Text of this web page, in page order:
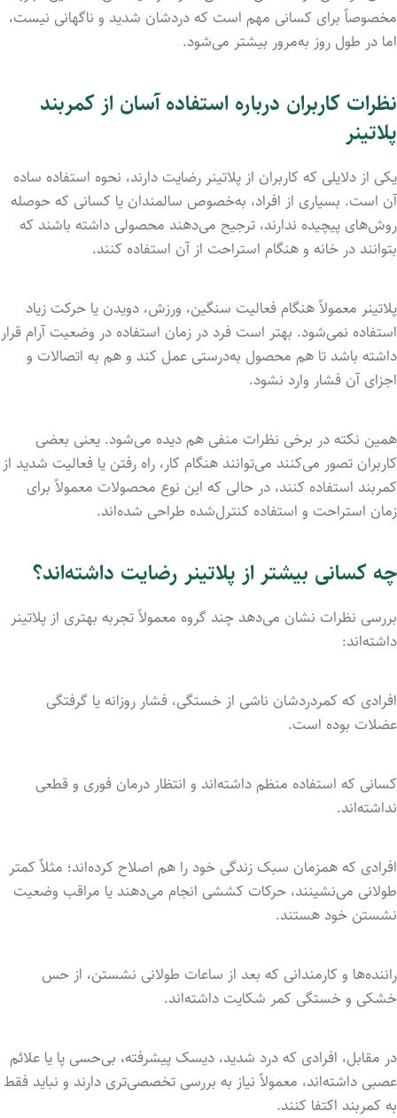
مخصوصاً برای کسانی مهم است که دردشان شدید و ناگهانی نیست،
اما در طول روز به‌مرور بیشتر می‌شود.
نظرات کاربران درباره استفاده آسان از کمربند
پلاتینر
یکی از دلایلی که کاربران از پلاتینر رضایت دارند، نحوه استفاده ساده
آن است. بسیاری از افراد، به‌خصوص سالمندان یا کسانی که حوصله
روش‌های پیچیده ندارند، ترجیح می‌دهند محصولی داشته باشند که
بتوانند در خانه و هنگام استراحت از آن استفاده کنند.
پلاتینر معمولاً هنگام فعالیت سنگین، ورزش، دویدن یا حرکت زیاد
استفاده نمی‌شود. بهتر است فرد در زمان استفاده در وضعیت آرام قرار
داشته باشد تا هم محصول به‌درستی عمل کند و هم به اتصالات و
اجزای آن فشار وارد نشود.
همین نکته در برخی نظرات منفی هم دیده می‌شود. یعنی بعضی
کاربران تصور می‌کنند می‌توانند هنگام کار، راه رفتن یا فعالیت شدید از
کمربند استفاده کنند، در حالی که این نوع محصولات معمولاً برای
زمان استراحت و استفاده کنترل‌شده طراحی شده‌اند.
چه کسانی بیشتر از پلاتینر رضایت داشته‌اند؟
بررسی نظرات نشان می‌دهد چند گروه معمولاً تجربه بهتری از پلاتینر
داشته‌اند:
افرادی که کمردردشان ناشی از خستگی، فشار روزانه یا گرفتگی
عضلات بوده است.
کسانی که استفاده منظم داشته‌اند و انتظار درمان فوری و قطعی
نداشته‌اند.
افرادی که همزمان سبک زندگی خود را هم اصلاح کرده‌اند؛ مثلاً کمتر
طولانی می‌نشینند، حرکات کششی انجام می‌دهند یا مراقب وضعیت
نشستن خود هستند.
راننده‌ها و کارمندانی که بعد از ساعات طولانی نشستن، از حس
خشکی و خستگی کمر شکایت داشته‌اند.
در مقابل، افرادی که درد شدید، دیسک پیشرفته، بی‌حسی پا یا علائم
عصبی داشته‌اند، معمولاً نیاز به بررسی تخصصی‌تری دارند و نباید فقط
به کمربند اکتفا کنند.